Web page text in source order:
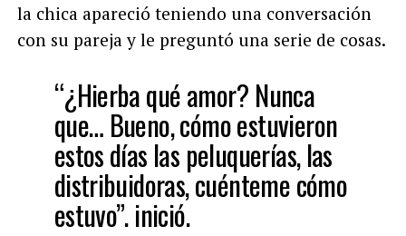
la chica apareció teniendo una conversación
con su pareja y le preguntó una serie de cosas.
“¿Hierba qué amor? Nunca
que… Bueno, cómo estuvieron
estos días las peluquerías, las
distribuidoras, cuénteme cómo
estuvo”. inició.